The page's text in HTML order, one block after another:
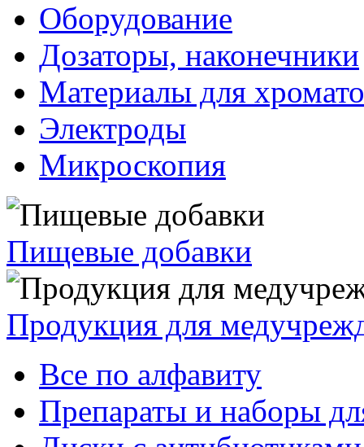
Оборудование
Дозаторы, наконечники
Материалы для
Электроды
Микроскопия
Пищевые добавки
Продукция для
Все по алфавиту
Препараты и наборы